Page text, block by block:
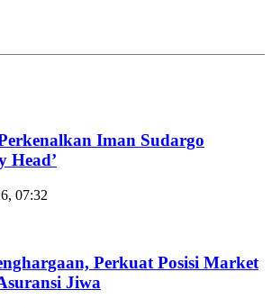
Iman Sudargo
Head’
07:32
Perkuat Posisi Market
Jiwa